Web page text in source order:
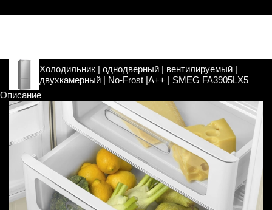
Холодильник | однодверный | вентилируемый |
двухкамерный | No-Frost |A++ | SMEG FA3905LX5
Описание